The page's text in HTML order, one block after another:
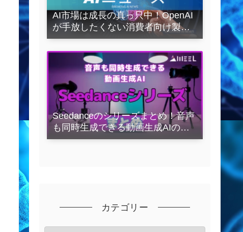
AI市場は成長の真っ只中！OpenAI
が手放したくない消費者向け製品
とは？
Seedanceのシリーズまとめ！音声
も同時生成できる動画生成AIの全
容を解説
カテゴリー